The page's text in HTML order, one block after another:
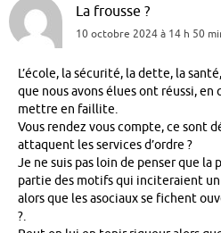
La frousse ?
10 octobre 2024 à 14 h 50
L’école, la sécurité, la dette, la
que nous avons élues ont réussi, en
mettre en faillite.
Vous rendez vous compte, ce sont
attaquent les services d’ordre ?
Je ne suis pas loin de penser que
partie des motifs qui inciteraient
alors que les asociaux se fichent
?.